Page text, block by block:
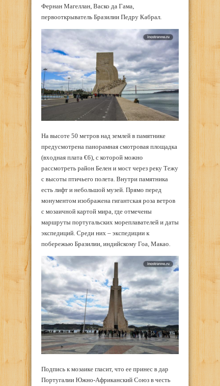
Фернан Магеллан, Васко да Гама,
первооткрыватель Бразилии Педру Кабрал.
На высоте 50 метров над землей в памятнике
предусмотрена панорамная смотровая площадка
(входная плата €6), с которой можно
рассмотреть район Белен и мост через реку Тежу
с высоты птичьего полета. Внутри памятника
есть лифт и небольшой музей. Прямо перед
монументом изображена гигантская роза ветров
с мозаичной картой мира, где отмечены
маршруты португальских мореплавателей и даты
экспедиций. Среди них – экспедиции к
побережью Бразилии, индийскому Гоа, Макао.
Подпись к мозаике гласит, что ее принес в дар
Португалии Южно-Африканский Союз в честь